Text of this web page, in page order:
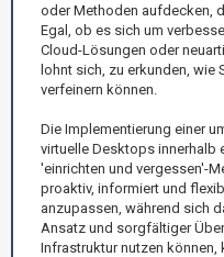
oder Methoden aufdecken,
Egal, ob es sich um
Cloud-Lösungen oder
lohnt sich, zu erkunden, wie
verfeinern können.
Die Implementierung einer
virtuelle Desktops innerhalb
'einrichten und vergessen'-
proaktiv, informiert und
anzupassen, während sich
Ansatz und sorgfältiger
Infrastruktur nutzen können,